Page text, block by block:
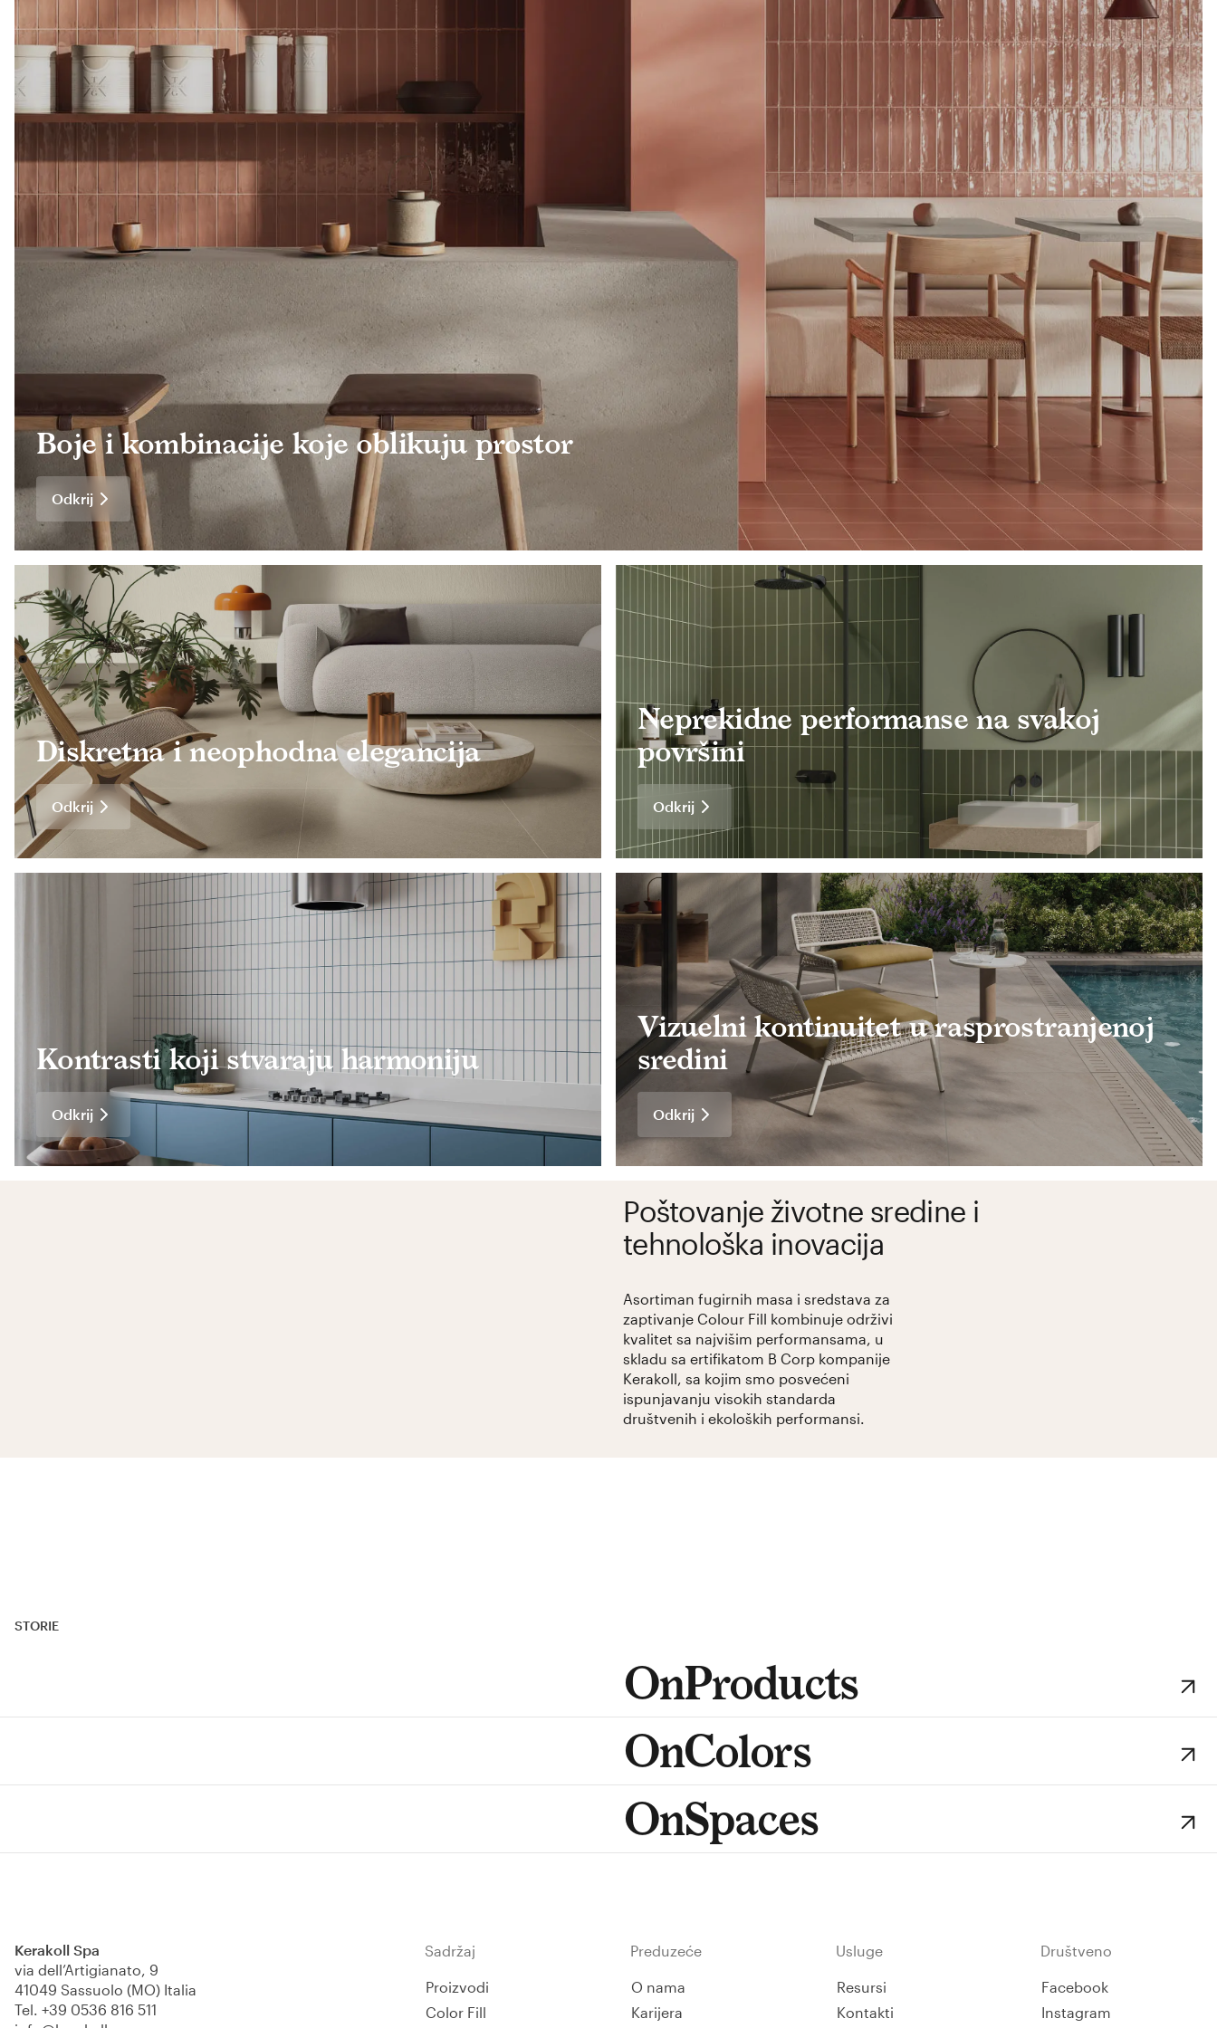
Boje i kombinacije koje oblikuju prostor
Odkrij
Diskretna i neophodna elegancija
Odkrij
Neprekidne performanse na svakoj
površini
Odkrij
Kontrasti koji stvaraju harmoniju
Odkrij
Vizuelni kontinuitet u rasprostranjenoj
sredini
Odkrij
Poštovanje životne sredine i
tehnološka inovacija
Asortiman fugirnih masa i sredstava za
zaptivanje Colour Fill kombinuje održivi
kvalitet sa najvišim performansama, u
skladu sa ertifikatom B Corp kompanije
Kerakoll, sa kojim smo posvećeni
ispunjavanju visokih standarda
društvenih i ekoloških performansi.
STORIE
OnProducts
OnColors
OnSpaces
Kerakoll Spa
via dell’Artigianato, 9
41049 Sassuolo (MO) Italia
Tel. +39 0536 816 511
Sadržaj
Proizvodi
Color Fill
Preduzeće
O nama
Karijera
Usluge
Resursi
Kontakti
Društveno
Facebook
Instagram